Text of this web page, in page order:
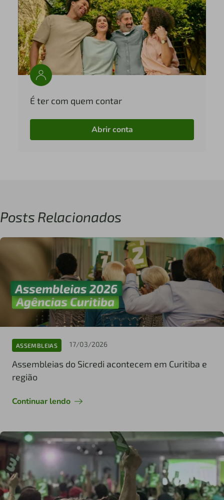
É ter com quem contar
Abrir conta
Posts Relacionados
ASSEMBLEIAS 17/03/2026
Assembleias do Sicredi acontecem em Curitiba e
região
Continuar lendo